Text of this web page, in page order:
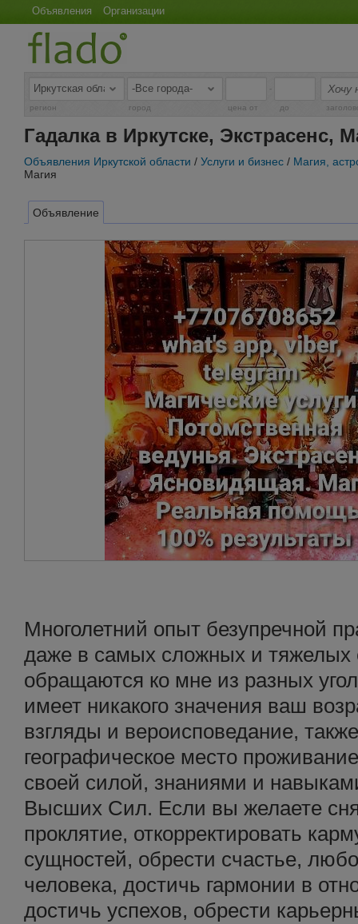
Объявления Организации
-
регион город цена от до
Гадалка в Иркутске, Экстрасенс,
Объявления Иркутской области / Услуги и бизнес / Магия,
Магия
Объявление
Многолетний опыт безупречной
даже в самых сложных и тяжелых
обращаются ко мне из разных
имеет никакого значения ваш
взгляды и вероисповедание,
географическое место
своей силой, знаниями и
Высших Сил. Если вы желаете
проклятие, откорректировать
сущностей, обрести счастье,
человека, достичь гармонии в
достичь успехов, обрести